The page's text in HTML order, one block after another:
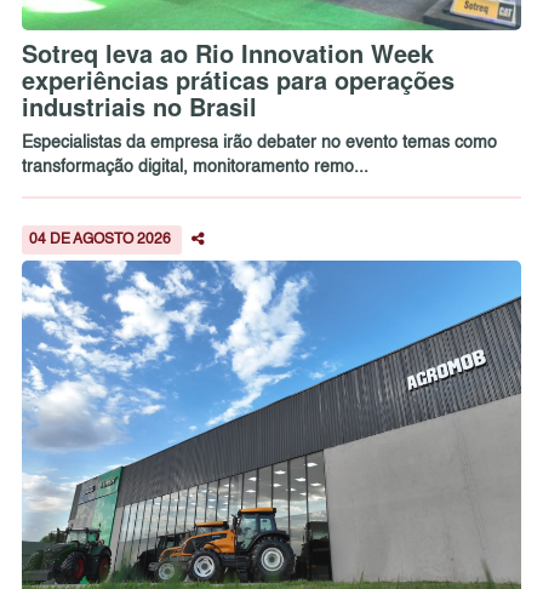
Sotreq leva ao Rio Innovation Week
experiências práticas para operações
industriais no Brasil
Especialistas da empresa irão debater no evento temas como
transformação digital, monitoramento remo...
04 DE AGOSTO 2026